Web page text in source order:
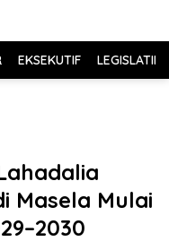
EKSEKUTIF LEGISLATIF
Masela Mulai